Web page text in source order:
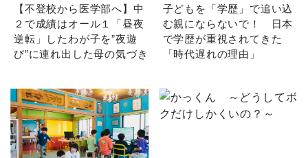
【不登校から医学部へ】中
２で成績はオール１「昼夜
逆転」したわが子を”夜遊
び”に連れ出した母の気づき
子どもを「学歴」で追い込
む親にならないで！ 日本
で学歴が重視されてきた
「時代遅れの理由」